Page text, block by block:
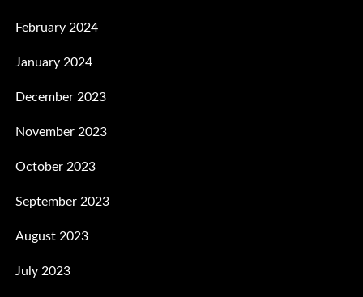
February 2024
January 2024
December 2023
November 2023
October 2023
September 2023
August 2023
July 2023